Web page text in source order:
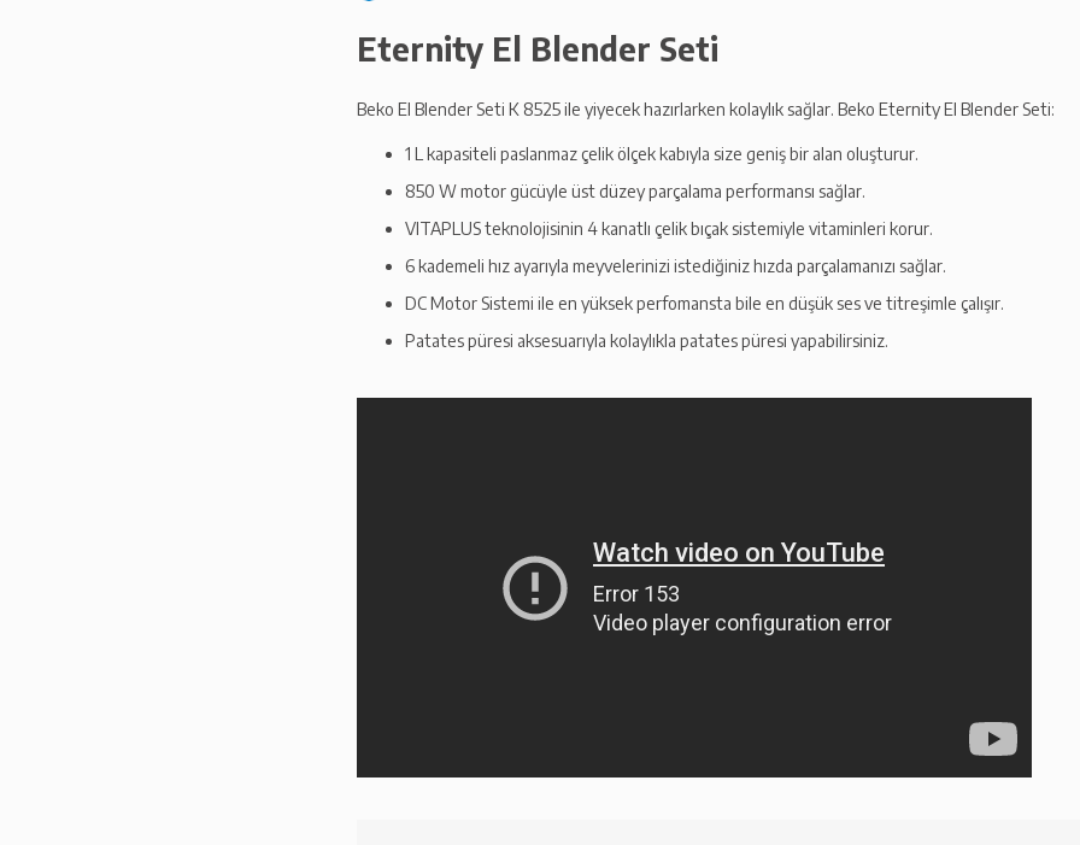
Eternity El Blender Seti
Beko El Blender Seti K 8525 ile yiyecek hazırlarken kolaylık sağlar. Beko Eternity El Blender Seti:
1 L kapasiteli paslanmaz çelik ölçek kabıyla size geniş bir alan oluşturur.
850 W motor gücüyle üst düzey parçalama performansı sağlar.
VITAPLUS teknolojisinin 4 kanatlı çelik bıçak sistemiyle vitaminleri korur.
6 kademeli hız ayarıyla meyvelerinizi istediğiniz hızda parçalamanızı sağlar.
DC Motor Sistemi ile en yüksek perfomansta bile en düşük ses ve titreşimle çalışır.
Patates püresi aksesuarıyla kolaylıkla patates püresi yapabilirsiniz.